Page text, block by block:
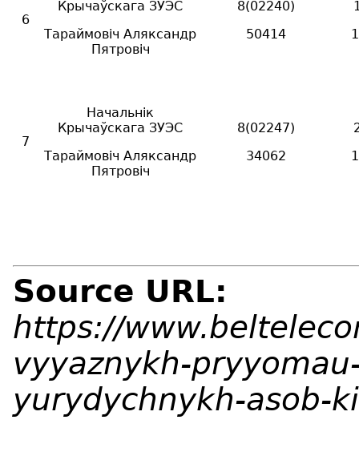
6
Крычаўскага ЗУЭС
Тараймовіч Аляксандр
Пятровіч
8(02240)
50414
7
Начальнік
Крычаўскага ЗУЭС
Тараймовіч Аляксандр
Пятровіч
8(02247)
34062
Source URL:
https://
vyyaznykh-
yurydychnykh-asob-